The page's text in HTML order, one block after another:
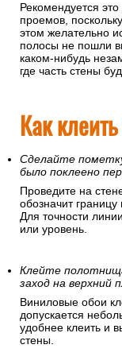
Рекомендуется
проемов,
этом желательно
полосы не пошли
каком-нибудь
где часть стены
Как
Сделайте
было поклеено
Проведите на
обозначит
Для точности
или уровень.
Клейте
заход на верхний
Виниловые обои
допускается
удобнее клеить и
стены.